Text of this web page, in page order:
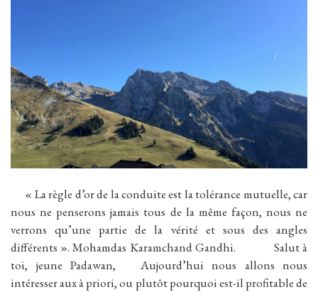
« La règle d’or de la conduite est la tolérance mutuelle, car
nous ne penserons jamais tous de la même façon, nous ne
verrons qu’une partie de la vérité et sous des angles
différents ». Mohamdas Karamchand Gandhi. Salut à
toi, jeune Padawan, Aujourd’hui nous allons nous
intéresser aux à priori, ou plutôt pourquoi est-il profitable de